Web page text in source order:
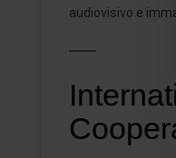
audiovisivo e